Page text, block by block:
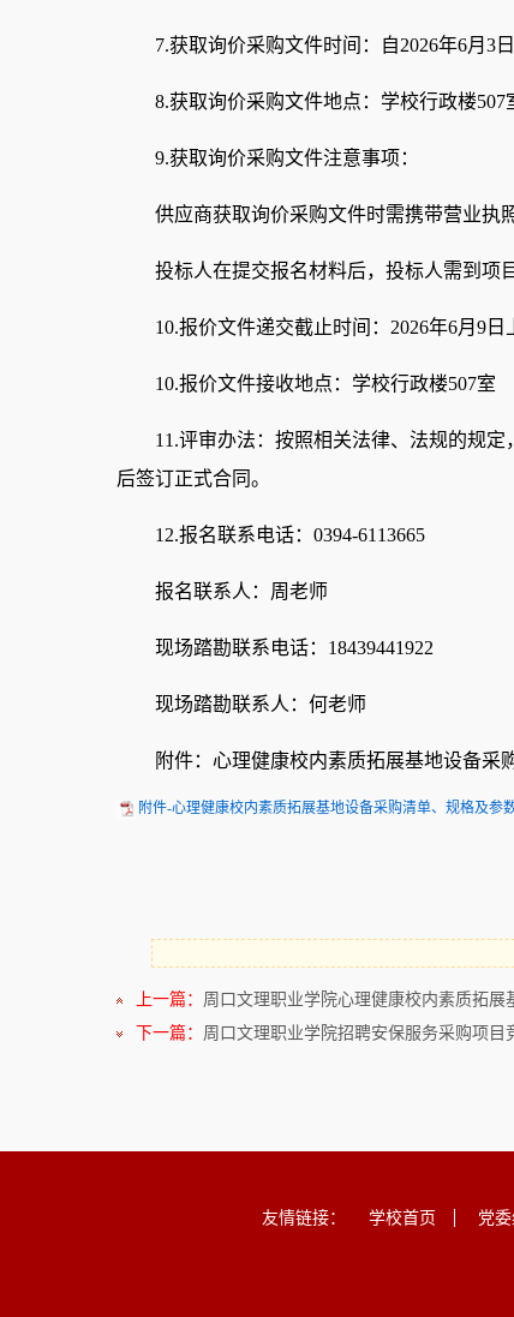
7.获取询价采购文件时间：自2026年6月3
8.获取询价采购文件地点：学校行政楼507
9.获取询价采购文件注意事项：
供应商获取询价采购文件时需携带营业执
投标人在提交报名材料后，投标人需到项
10.报价文件递交截止时间：2026年6月9
10.报价文件接收地点：学校行政楼507室
11.评审办法：按照相关法律、法规的规
后签订正式合同。
12.报名联系电话：0394-6113665
报名联系人：周老师
现场踏勘联系电话：18439441922
现场踏勘联系人：何老师
附件： 心理健康校内素质拓展基地设备采
附件-心理健康校内素质拓展基地设备采购清单、规格及参
上一篇： 周口文理职业学院心理健康校内素质拓
下一篇： 周口文理职业学院招聘安保服务采购项目
友情链接： 学校首页 党